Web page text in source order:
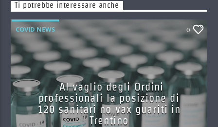
Ti potrebbe interessare anche
COVID NEWS 0
Al vaglio degli Ordini
professionali la posizione di
120 sanitari no vax guariti in
Trentino